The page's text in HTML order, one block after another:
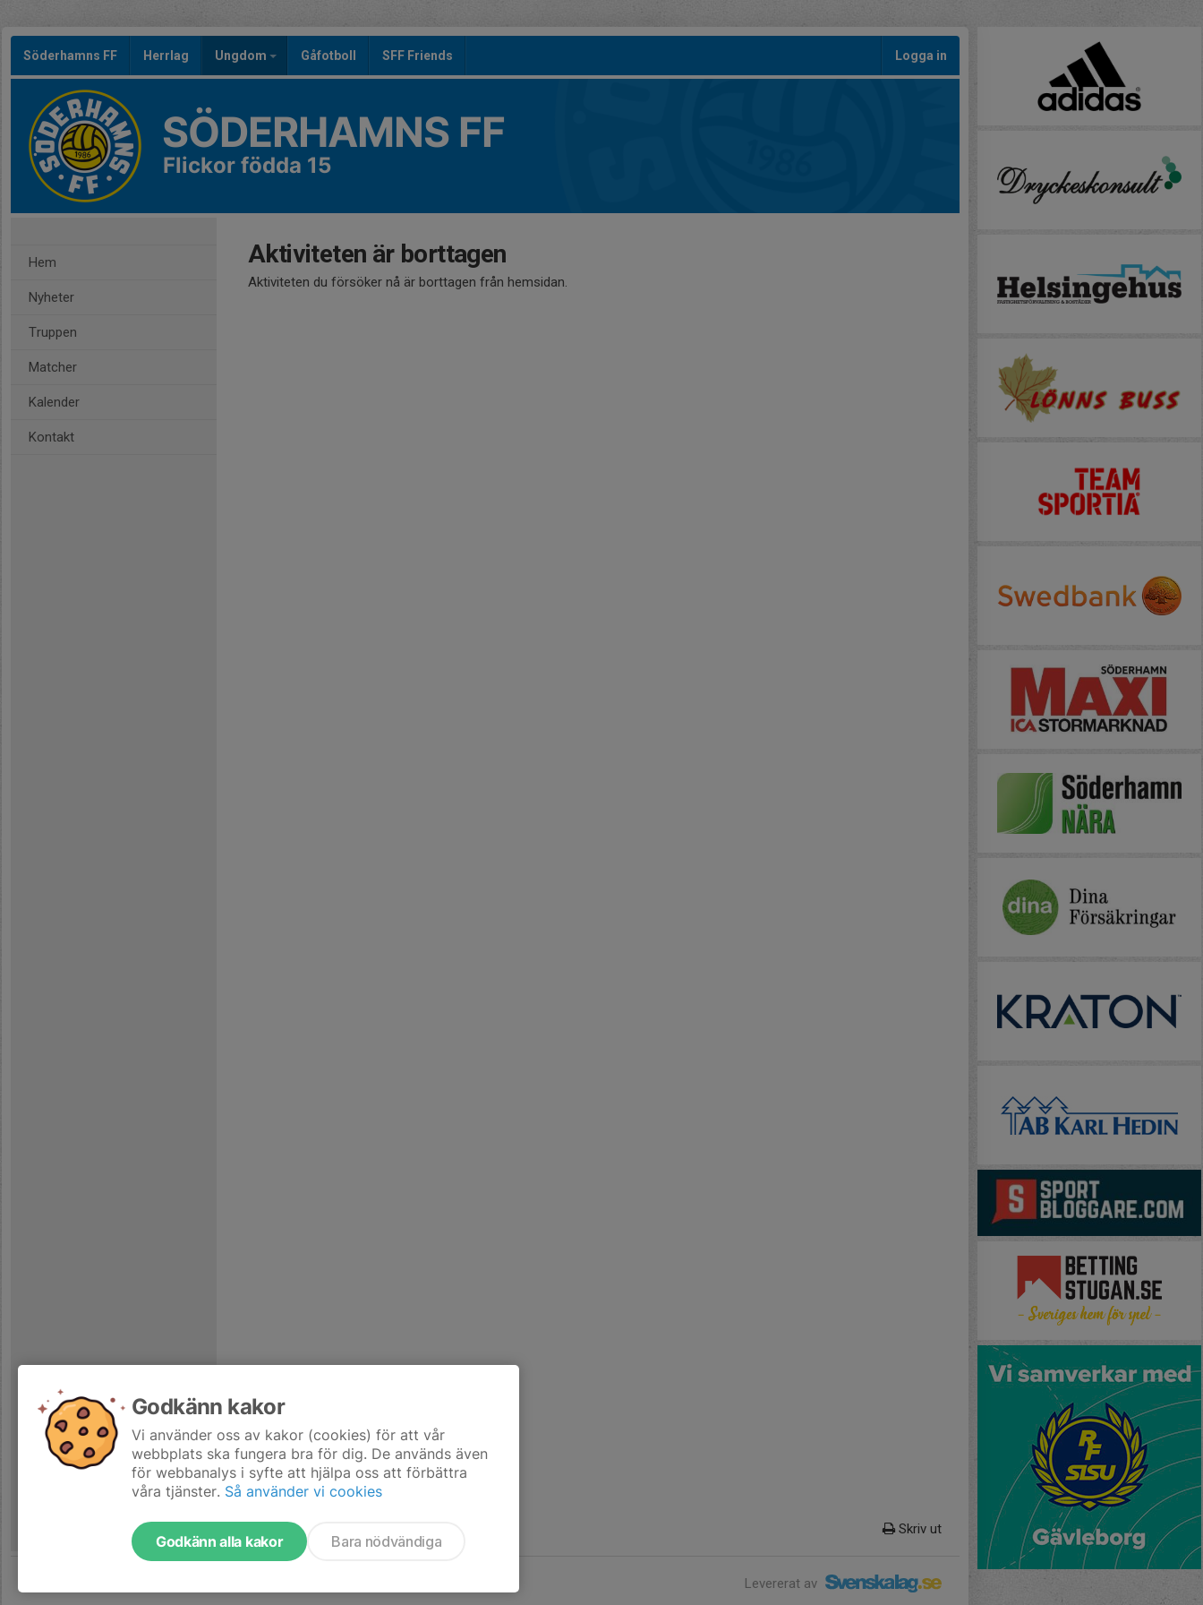
Söderhamns FF Herrlag Ungdom Gåfotboll SFF Friends Logga in
SÖDERHAMNS FF
Flickor födda 15
Hem
Nyheter
Truppen
Matcher
Kalender
Kontakt
Aktiviteten är borttagen
Aktiviteten du försöker nå är borttagen från hemsidan.
Skriv ut
Levererat av
Godkänn kakor
Vi använder oss av kakor (cookies) för att vår
webbplats ska fungera bra för dig. De används även
för webbanalys i syfte att hjälpa oss att förbättra
våra tjänster. Så använder vi cookies
Godkänn alla kakor Bara nödvändiga